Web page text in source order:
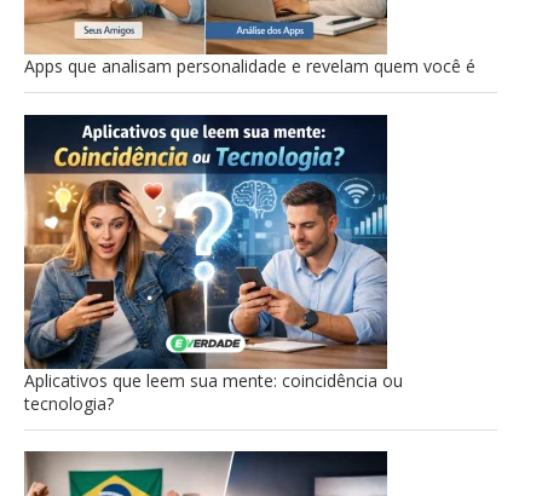
Apps que analisam personalidade e revelam quem você é
Aplicativos que leem sua mente: coincidência ou
tecnologia?